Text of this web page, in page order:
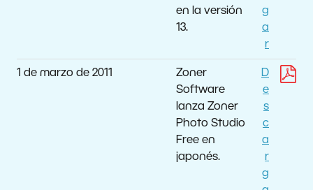
en la versión
13.
g
a
r
1 de marzo de 2011
Zoner
Software
lanza Zoner
Photo Studio
Free en
japonés.
D
e
s
c
a
r
g